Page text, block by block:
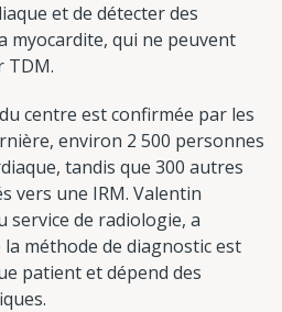
et de détecter des
myocardite, qui ne peuvent
TDM.
centre est confirmée par les
environ 2 500 personnes
tandis que 300 autres
vers une IRM. Valentin
service de radiologie, a
méthode de diagnostic est
patient et dépend des